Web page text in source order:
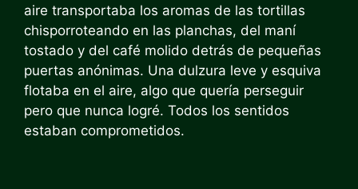
aire transportaba los aromas de las tortillas
chisporroteando en las planchas, del maní
tostado y del café molido detrás de pequeñas
puertas anónimas. Una dulzura leve y esquiva
flotaba en el aire, algo que quería perseguir
pero que nunca logré. Todos los sentidos
estaban comprometidos.